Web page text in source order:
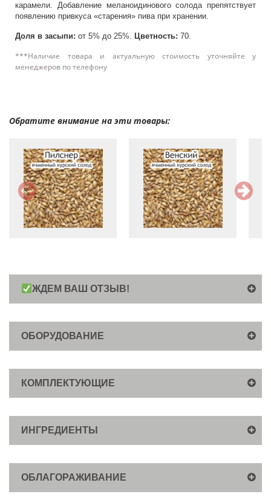
карамели. Добавление меланоидинового солода препятствует
появлению привкуса «старения» пива при хранении.
Доля в засыпи: от 5% до 25%. Цветность: 70.
***Наличие товара и актуальную стоимость уточняйте у
менеджеров по телефону
Обратите внимание на эти товары:
ЖДЕМ ВАШ ОТЗЫВ!
ОБОРУДОВАНИЕ
КОМПЛЕКТУЮЩИЕ
ИНГРЕДИЕНТЫ
ОБЛАГОРАЖИВАНИЕ